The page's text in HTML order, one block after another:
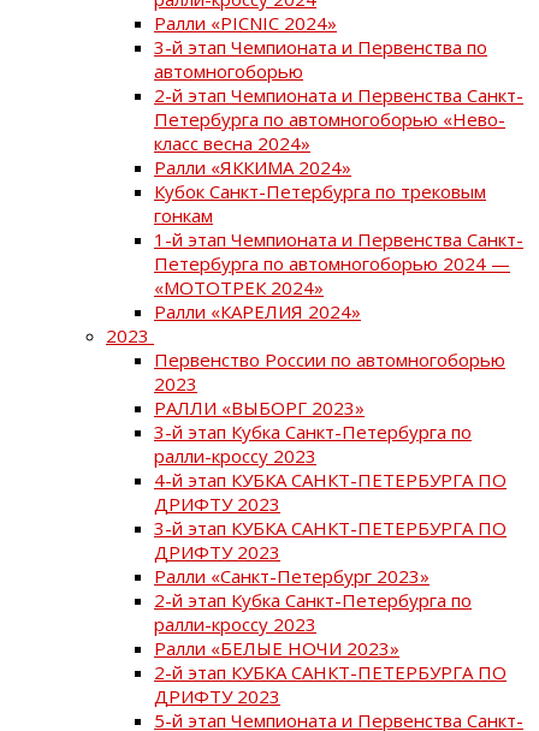
Ралли «PICNIC 2024»
3-й этап Чемпионата и Первенства по
автомногоборью
2-й этап Чемпионата и Первенства Санкт-
Петербурга по автомногоборью «Нево-
класс весна 2024»
Ралли «ЯККИМА 2024»
Кубок Санкт-Петербурга по трековым
гонкам
1-й этап Чемпионата и Первенства Санкт-
Петербурга по автомногоборью 2024 —
«МОТОТРЕК 2024»
Ралли «КАРЕЛИЯ 2024»
2023
Первенство России по автомногоборью
2023
РАЛЛИ «ВЫБОРГ 2023»
3-й этап Кубка Санкт-Петербурга по
ралли-кроссу 2023
4-й этап КУБКА САНКТ-ПЕТЕРБУРГА ПО
ДРИФТУ 2023
3-й этап КУБКА САНКТ-ПЕТЕРБУРГА ПО
ДРИФТУ 2023
Ралли «Санкт-Петербург 2023»
2-й этап Кубка Санкт-Петербурга по
ралли-кроссу 2023
Ралли «БЕЛЫЕ НОЧИ 2023»
2-й этап КУБКА САНКТ-ПЕТЕРБУРГА ПО
ДРИФТУ 2023
5-й этап Чемпионата и Первенства Санкт-